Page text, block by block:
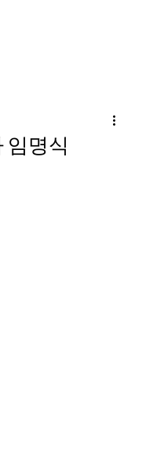
임명식